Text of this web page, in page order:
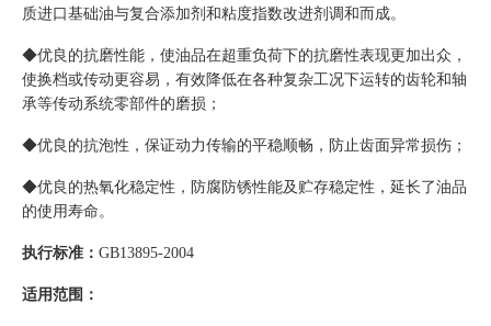
质进口基础油与复合添加剂和粘度指数改进剂调和而成。
◆优良的抗磨性能，使油品在超重负荷下的抗磨性表现更加出众，
使换档或传动更容易，有效降低在各种复杂工况下运转的齿轮和轴
承等传动系统零部件的磨损；
◆优良的抗泡性，保证动力传输的平稳顺畅，防止齿面异常损伤；
◆优良的热氧化稳定性，防腐防锈性能及贮存稳定性，延长了油品
的使用寿命。
执行标准： GB13895-2004
适用范围：